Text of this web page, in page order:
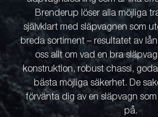
Brenderup löser alla möjliga
självklart med släpvagnen som
breda sortiment – resultatet av
oss allt om vad en bra
konstruktion, robust chassi,
bästa möjliga säkerhet. De
förvänta dig av en släpvagn
på.